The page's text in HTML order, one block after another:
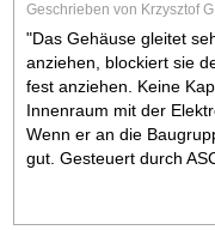
Geschrieben von Krzysztof
"Das Gehäuse gleitet
anziehen, blockiert sie
fest anziehen. Keine
Innenraum mit der
Wenn er an die
gut. Gesteuert durch